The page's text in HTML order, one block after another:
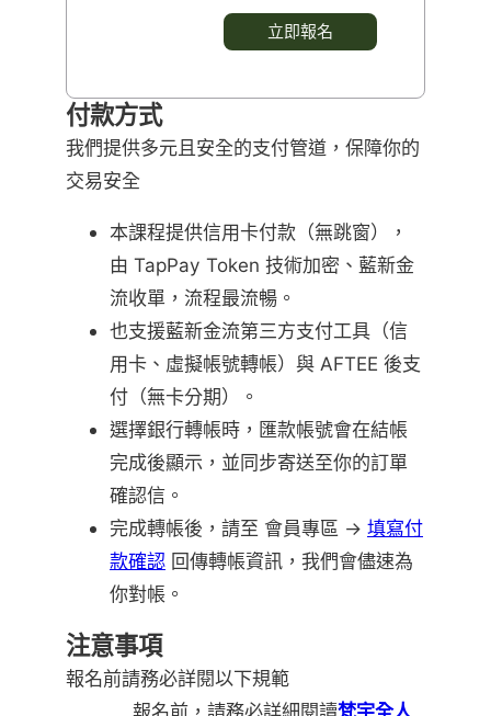
立即報名
付款方式
我們提供多元且安全的支付管道，保障你的
交易安全
本課程提供信用卡付款（無跳窗），
由 TapPay Token 技術加密、藍新金
流收單，流程最流暢。
也支援藍新金流第三方支付工具（信
用卡、虛擬帳號轉帳）與 AFTEE 後支
付（無卡分期）。
選擇銀行轉帳時，匯款帳號會在結帳
完成後顯示，並同步寄送至你的訂單
確認信。
完成轉帳後，請至 會員專區 → 填寫付
款確認 回傳轉帳資訊，我們會儘速為
你對帳。
注意事項
報名前請務必詳閱以下規範
報名前，請務必詳細閱讀梵宇全人